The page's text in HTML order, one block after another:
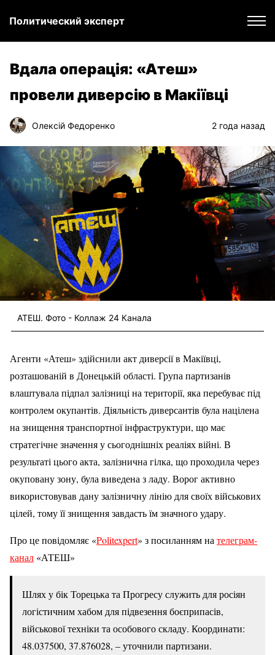
Политический эксперт
Вдала операція: «Атеш»
провели диверсію в Макіївці
Олексій Федоренко 2 года назад
АТЕШ. Фото - Коллаж 24 Канала
Агенти «Атеш» здійснили акт диверсії в Макіївці,
розташованій в Донецькій області. Група партизанів
влаштувала підпал залізниці на території, яка перебуває під
контролем окупантів. Діяльність диверсантів була націлена
на знищення транспортної інфраструктури, що має
стратегічне значення у сьогоднішніх реаліях війні. В
результаті цього акта, залізнична гілка, що проходила через
окуповану зону, була виведена з ладу. Ворог активно
використовував дану залізничну лінію для своїх військових
цілей, тому її знищення завдасть їм значного удару.
Про це повідомляє «Politexpert» з посиланням на телеграм-
канал «АТЕШ»
Шлях у бік Торецька та Прогресу служить для росіян
логістичним хабом для підвезення боєприпасів,
військової техніки та особового складу. Координати:
48.037500, 37.876028, – уточнили партизани.